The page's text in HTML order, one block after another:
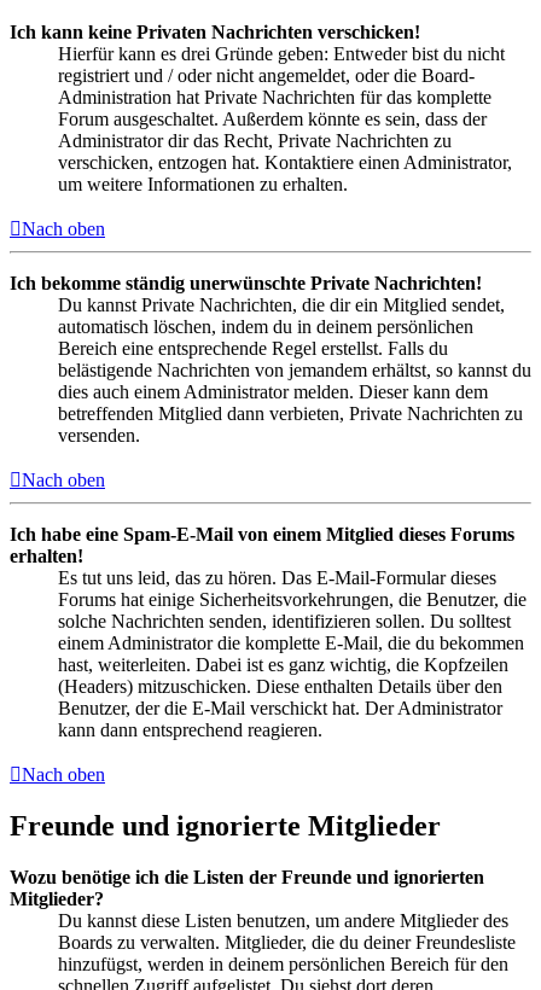
Ich kann keine Privaten Nachrichten verschicken!
Hierfür kann es drei Gründe geben: Entweder bist du nicht
registriert und / oder nicht angemeldet, oder die Board-
Administration hat Private Nachrichten für das komplette
Forum ausgeschaltet. Außerdem könnte es sein, dass der
Administrator dir das Recht, Private Nachrichten zu
verschicken, entzogen hat. Kontaktiere einen Administrator,
um weitere Informationen zu erhalten.
Nach oben
Ich bekomme ständig unerwünschte Private Nachrichten!
Du kannst Private Nachrichten, die dir ein Mitglied sendet,
automatisch löschen, indem du in deinem persönlichen
Bereich eine entsprechende Regel erstellst. Falls du
belästigende Nachrichten von jemandem erhältst, so kannst du
dies auch einem Administrator melden. Dieser kann dem
betreffenden Mitglied dann verbieten, Private Nachrichten zu
versenden.
Nach oben
Ich habe eine Spam-E-Mail von einem Mitglied dieses Forums
erhalten!
Es tut uns leid, das zu hören. Das E-Mail-Formular dieses
Forums hat einige Sicherheitsvorkehrungen, die Benutzer, die
solche Nachrichten senden, identifizieren sollen. Du solltest
einem Administrator die komplette E-Mail, die du bekommen
hast, weiterleiten. Dabei ist es ganz wichtig, die Kopfzeilen
(Headers) mitzuschicken. Diese enthalten Details über den
Benutzer, der die E-Mail verschickt hat. Der Administrator
kann dann entsprechend reagieren.
Nach oben
Freunde und ignorierte Mitglieder
Wozu benötige ich die Listen der Freunde und ignorierten
Mitglieder?
Du kannst diese Listen benutzen, um andere Mitglieder des
Boards zu verwalten. Mitglieder, die du deiner Freundesliste
hinzufügst, werden in deinem persönlichen Bereich für den